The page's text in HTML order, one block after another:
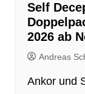
Self
2026 ab
Andreas
Ankor und